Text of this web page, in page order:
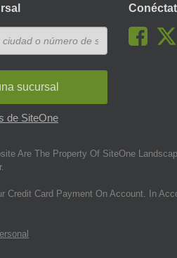
sucursal
de SiteOne
Are The Property Of SiteOne
Card Payment On Account. In